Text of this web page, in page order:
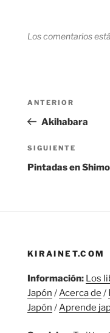
Los comentarios
Navegación
entradas
Entrada
anterior:
ANTERIOR
Akihabara
Siguiente
entrada
SIGUIENTE
Pintadas en
KIRAINET.COM
Información: Los
Japón /Acerca de /
Japón /Aprende